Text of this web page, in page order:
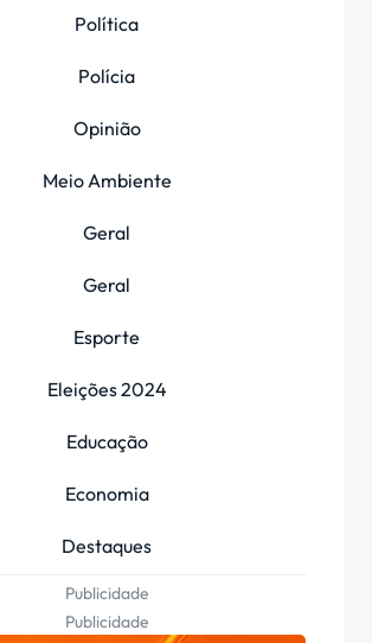
Política
Polícia
Opinião
Meio Ambiente
Geral
Geral
Esporte
Eleições 2024
Educação
Economia
Destaques
Publicidade
Publicidade